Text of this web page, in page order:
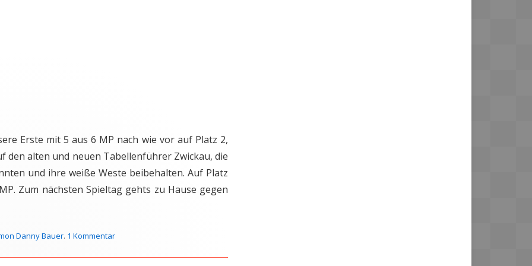
Erste mit 5 aus 6 MP nach wie vor auf Platz 2,
alten und neuen Tabellenführer Zwickau, die
und ihre weiße Weste beibehalten. Auf Platz
Zum nächsten Spieltag gehts zu Hause gegen
Danny Bauer. 1 Kommentar